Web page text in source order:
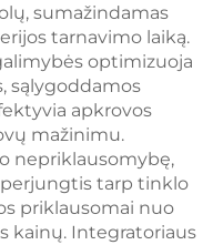
sumažindamas
tarnavimo laiką.
optimizuoja
sąlygoddamos
apkrovos
mažinimu.
nepriklausomybę,
tarp tinklo
priklausomai nuo
kainų. Integratoriaus